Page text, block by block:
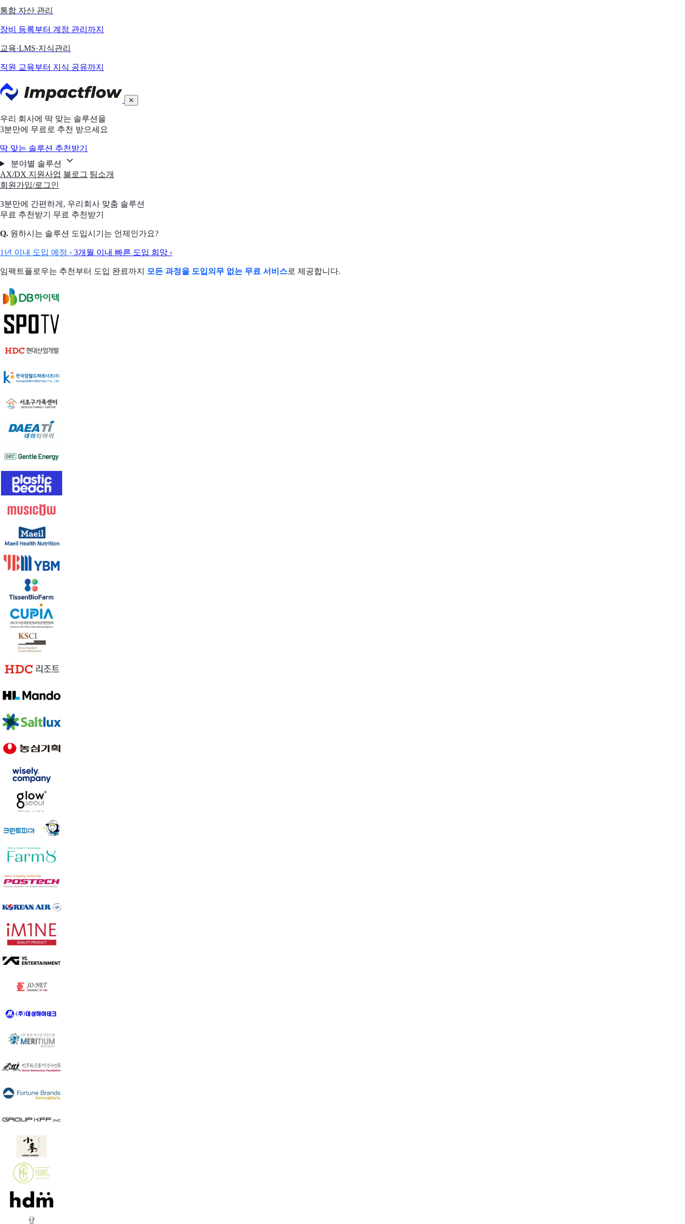
통합 자산 관리
장비 등록부터 계정 관리까지
교육·LMS·지식관리
직원 교육부터 지식 공유까지
✕
우리 회사에 딱 맞는 솔루션을
3분만에 무료로 추천 받으세요
딱 맞는 솔루션 추천받기
분야별 솔루션
AX/DX 지원사업 블로그 팀소개
회원가입/로그인
3분만에 간편하게, 우리회사 맞춤 솔루션
무료 추천받기
무료 추천받기
Q. 원하시는 솔루션 도입시기는 언제인가요?
1년 이내 도입 예정 › 3개월 이내 빠른 도입 희망 ›
임팩트플로우는 추천부터 도입 완료까지 모든 과정을 도입의무 없는 무료 서비스로 제공합니다.